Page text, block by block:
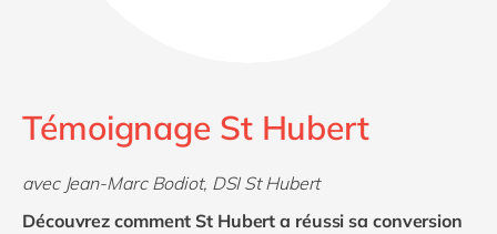
Témoignage St Hubert
avec Jean-Marc Bodiot, DSI St Hubert
Découvrez comment St Hubert a réussi sa conversion